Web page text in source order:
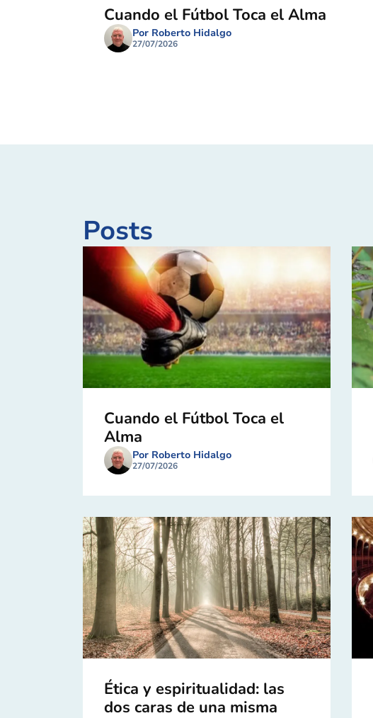
Cuando el Fútbol Toca el Alma
Por Roberto Hidalgo
27/07/2026
Posts
Cuando el Fútbol Toca el
Alma
Por Roberto Hidalgo
27/07/2026
Ética y espiritualidad: las
dos caras de una misma